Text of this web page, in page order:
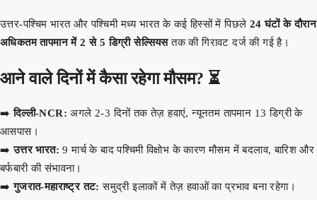
उत्तर-पश्चिम भारत और पश्चिमी मध्य भारत के कई हिस्सों में पिछले 24 घंटों के दौरान
अधिकतम तापमान में 2 से 5 डिग्री सेल्सियसतक की गिरावट दर्ज की गई है।
आने वाले दिनों में कैसा रहेगा मौसम? ⏳
➡️दिल्ली-NCR: अगले 2-3 दिनों तक तेज़ हवाएं, न्यूनतम तापमान 13 डिग्री के
आसपास।
➡️उत्तर भारत: 9 मार्च के बाद पश्चिमी विक्षोभ के कारण मौसम में बदलाव, बारिश और
बर्फबारी की संभावना।
➡️गुजरात-महाराष्ट्र तट: समुद्री इलाकों में तेज़ हवाओं का प्रभाव बना रहेगा।